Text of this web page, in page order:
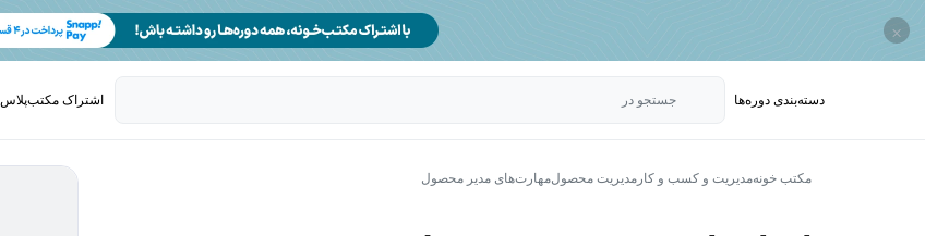
×
دسته‌بندی‌ دوره‌ها جستجو در اشتراک مکتب‌پلاس
مکتب خونهمدیریت و کسب و کار مدیریت محصولمهارت‌های مدیر محصول